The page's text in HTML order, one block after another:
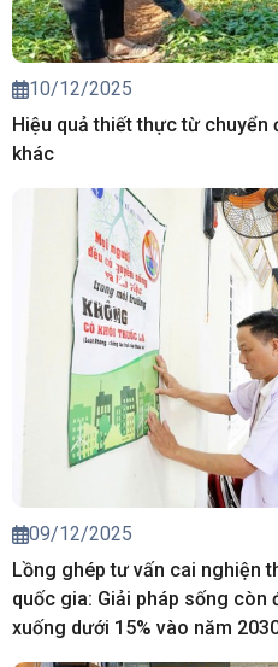
10/12/2025
Hiệu quả thiết thực từ
khác
09/12/2025
Lồng ghép tư vấn cai nghiện
quốc gia: Giải pháp sống còn
xuống dưới 15% vào năm